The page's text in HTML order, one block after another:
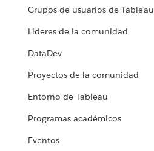
Grupos de usuarios de Tableau
Líderes de la comunidad
DataDev
Proyectos de la comunidad
Entorno de Tableau
Programas académicos
Eventos